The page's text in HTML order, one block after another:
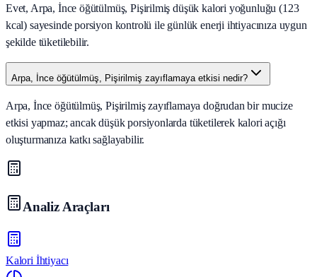
Evet, Arpa, İnce öğütülmüş, Pişirilmiş düşük kalori yoğunluğu (123
kcal) sayesinde porsiyon kontrolü ile günlük enerji ihtiyacınıza uygun
şekilde tüketilebilir.
Arpa, İnce öğütülmüş, Pişirilmiş zayıflamaya etkisi nedir?
Arpa, İnce öğütülmüş, Pişirilmiş zayıflamaya doğrudan bir mucize
etkisi yapmaz; ancak düşük porsiyonlarda tüketilerek kalori açığı
oluşturmanıza katkı sağlayabilir.
Analiz Araçları
Kalori İhtiyacı